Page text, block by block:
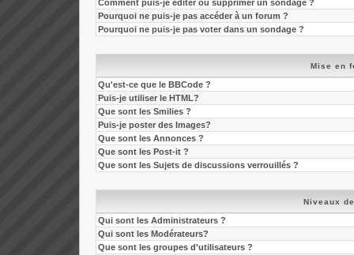
Comment puis-je éditer ou supprimer un sondage ?
Pourquoi ne puis-je pas accéder à un forum ?
Pourquoi ne puis-je pas voter dans un sondage ?
Mise en
Qu'est-ce que le BBCode ?
Puis-je utiliser le HTML?
Que sont les Smilies ?
Puis-je poster des Images?
Que sont les Annonces ?
Que sont les Post-it ?
Que sont les Sujets de discussions verrouillés ?
Niveaux
Qui sont les Administrateurs ?
Qui sont les Modérateurs?
Que sont les groupes d'utilisateurs ?